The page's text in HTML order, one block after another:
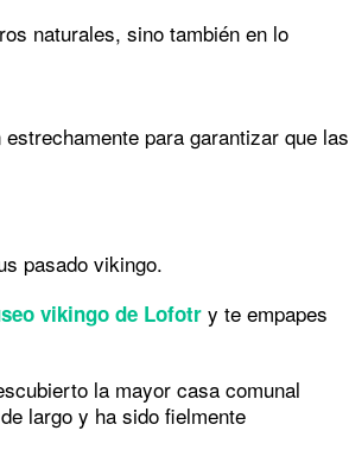
naturales, sino también en lo
para garantizar que las
pasado vikingo.
vikingo de Lofotr y te empapes
la mayor casa comunal
largo y ha sido fielmente